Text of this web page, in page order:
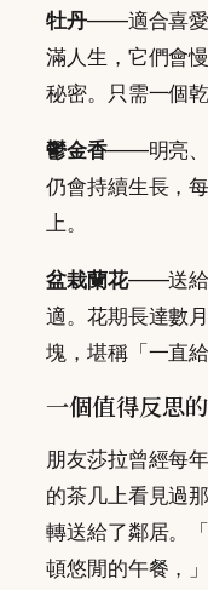
牡丹——適合喜愛
滿人生，它們會
秘密。只需一個
鬱金香——明亮、
仍會持續生長，
上。
盆栽蘭花——送給
適。花期長達數
塊，堪稱「一直
一個值得反思
朋友莎拉曾經每
的茶几上看見過
轉送給了鄰居。
頓悠閒的午餐，